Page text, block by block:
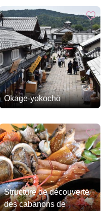
Okage-yokochō
Structure de découverte
des cabanons de